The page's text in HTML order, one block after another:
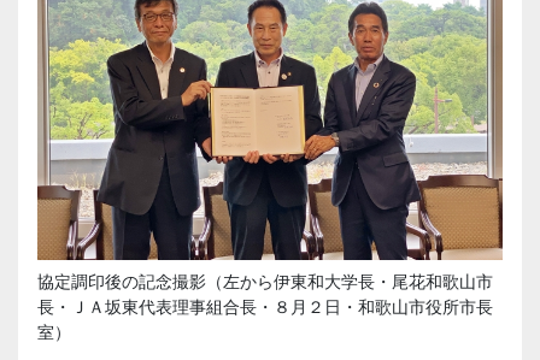
協定調印後の記念撮影（左から伊東和大学長・尾花和歌山市
長・ＪＡ坂東代表理事組合長・８月２日・和歌山市役所市長
室）